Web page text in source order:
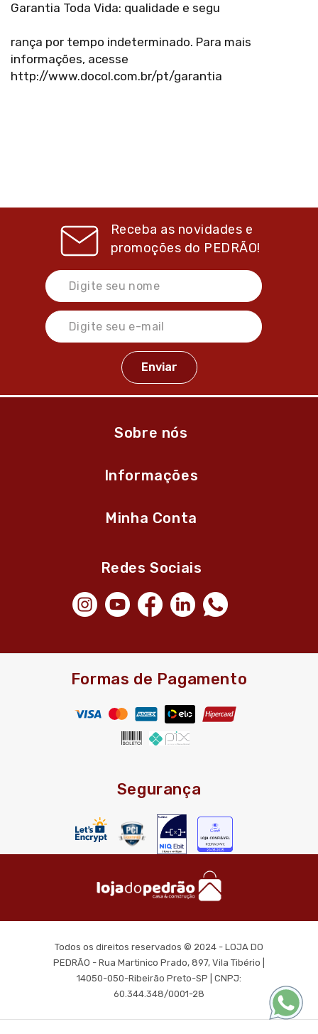
Garantia Toda Vida: qualidade e segu
rança por tempo indeterminado. Para mais
informações, acesse
http://www.docol.com.br/pt/garantia
Receba as novidades e
promoções do PEDRÃO!
Sobre nós
Informações
Minha Conta
Redes Sociais
Formas de Pagamento
Segurança
Todos os direitos reservados © 2024 - LOJA DO
PEDRÃO - Rua Martinico Prado, 897, Vila Tibério |
14050-050-Ribeirão Preto-SP | CNPJ:
60.344.348/0001-28